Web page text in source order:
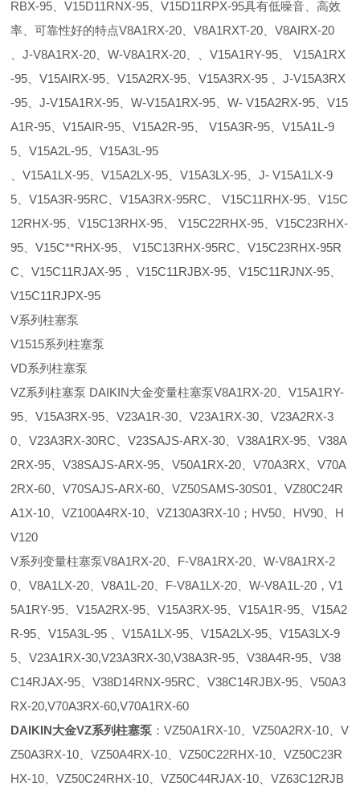
RBX-95、V15D11RNX-95、V15D11RPX-95具有低噪音、高效
率、可靠性好的特点V8A1RX-20、V8A1RXT-20、V8AIRX-20
、J-V8A1RX-20、W-V8A1RX-20、、V15A1RY-95、 V15A1RX
-95、V15AIRX-95、V15A2RX-95、V15A3RX-95 、J-V15A3RX
-95、J-V15A1RX-95、W-V15A1RX-95、W- V15A2RX-95、V15
A1R-95、V15AIR-95、V15A2R-95、 V15A3R-95、V15A1L-9
5、V15A2L-95、V15A3L-95
、V15A1LX-95、V15A2LX-95、V15A3LX-95、J- V15A1LX-9
5、V15A3R-95RC、V15A3RX-95RC、 V15C11RHX-95、V15C
12RHX-95、V15C13RHX-95、 V15C22RHX-95、V15C23RHX-
95、V15C**RHX-95、 V15C13RHX-95RC、V15C23RHX-95R
C、V15C11RJAX-95 、V15C11RJBX-95、V15C11RJNX-95、
V15C11RJPX-95
V系列柱塞泵
V1515系列柱塞泵
VD系列柱塞泵
VZ系列柱塞泵 DAIKIN大金变量柱塞泵V8A1RX-20、V15A1RY-
95、V15A3RX-95、V23A1R-30、V23A1RX-30、V23A2RX-3
0、V23A3RX-30RC、V23SAJS-ARX-30、V38A1RX-95、V38A
2RX-95、V38SAJS-ARX-95、V50A1RX-20、V70A3RX、V70A
2RX-60、V70SAJS-ARX-60、VZ50SAMS-30S01、VZ80C24R
A1X-10、VZ100A4RX-10、VZ130A3RX-10；HV50、HV90、H
V120
V系列变量柱塞泵V8A1RX-20、F-V8A1RX-20、W-V8A1RX-2
0、V8A1LX-20、V8A1L-20、F-V8A1LX-20、W-V8A1L-20，V1
5A1RY-95、V15A2RX-95、V15A3RX-95、V15A1R-95、V15A2
R-95、V15A3L-95 、V15A1LX-95、V15A2LX-95、V15A3LX-9
5、V23A1RX-30,V23A3RX-30,V38A3R-95、V38A4R-95、V38
C14RJAX-95、V38D14RNX-95RC、V38C14RJBX-95、V50A3
RX-20,V70A3RX-60,V70A1RX-60
DAIKIN大金VZ系列柱塞泵 ：VZ50A1RX-10、VZ50A2RX-10、V
Z50A3RX-10、VZ50A4RX-10、VZ50C22RHX-10、VZ50C23R
HX-10、VZ50C24RHX-10、VZ50C44RJAX-10、VZ63C12RJB